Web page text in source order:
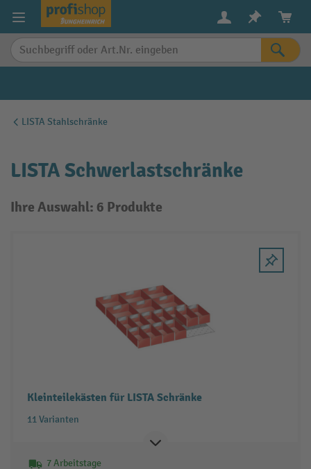
springen
LISTA Stahlschränke
LISTA Schwerlastschränke
Ihre Auswahl: 6 Produkte
Kleinteilekästen für LISTA Schränke
11 Varianten
7 Arbeitstage